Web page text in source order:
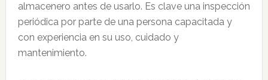
almacenero antes de usarlo. Es clave una inspección
periódica por parte de una persona capacitada y
con experiencia en su uso, cuidado y
mantenimiento.